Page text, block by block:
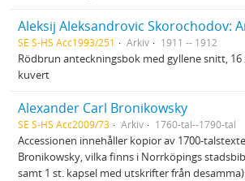
Aleksij Aleksandrovic Skorochodov:
SE S-HS Acc1993/251 Arkiv 1911 -- 1912
Rödbrun anteckningsbok med gyllene snitt, 16
kuvert
Alexander Carl Bronikowsky
SE S-HS Acc2009/73 Arkiv 1760-tal--1790-tal
Accessionen innehåller kopior av 1700-
Bronikowsky, vilka finns i Norrköpings
samt 1 st. kapsel med utskrifter från